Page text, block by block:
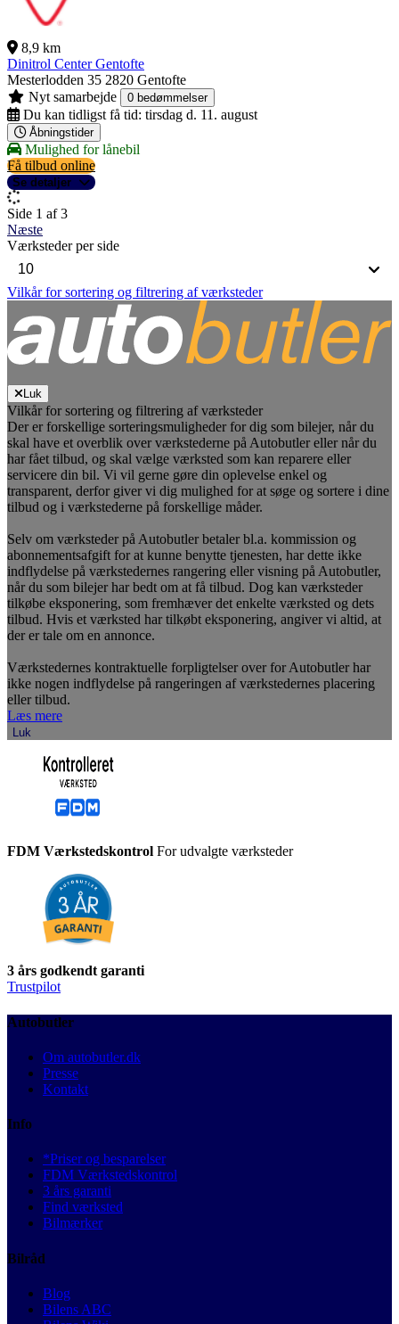
8,9 km
Dinitrol Center Gentofte
Mesterlodden 35 2820 Gentofte
Nyt samarbejde
0 bedømmelser
Du kan tidligst få tid: tirsdag d. 11. august
Åbningstider
Mulighed for lånebil
Få tilbud online
Se detaljer
Side 1 af 3
Næste
Værksteder per side
Vilkår for sortering og filtrering af værksteder
Luk
Vilkår for sortering og filtrering af værksteder
Der er forskellige sorteringsmuligheder for dig som bilejer, når du
skal have et overblik over værkstederne på Autobutler eller når du
har fået tilbud, og skal vælge værksted som kan reparere eller
servicere din bil. Vi vil gerne gøre din oplevelse enkel og
transparent, derfor giver vi dig mulighed for at søge og sortere i dine
tilbud og i værkstederne på forskellige måder.
Selv om værksteder på Autobutler betaler bl.a. kommission og
abonnementsafgift for at kunne benytte tjenesten, har dette ikke
indflydelse på værkstedernes rangering eller visning på Autobutler,
når du som bilejer har bedt om at få tilbud. Dog kan værksteder
tilkøbe eksponering, som fremhæver det enkelte værksted og dets
tilbud. Hvis et værksted har tilkøbt eksponering, angiver vi altid, at
der er tale om en annonce.
Værkstedernes kontraktuelle forpligtelser over for Autobutler har
ikke nogen indflydelse på rangeringen af værkstedernes placering
eller tilbud.
Læs mere
Luk
FDM Værkstedskontrol For udvalgte værksteder
3 års godkendt garanti
Trustpilot
Autobutler
Om autobutler.dk
Presse
Kontakt
Info
*Priser og besparelser
FDM Værkstedskontrol
3 års garanti
Find værksted
Bilmærker
Bilråd
Blog
Bilens ABC